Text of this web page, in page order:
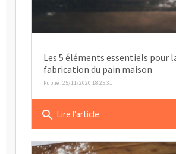
Les 5 éléments essentiels pour
fabrication du pain maison
Publié : 25/11/2020 18:25:31
search Lire l'article